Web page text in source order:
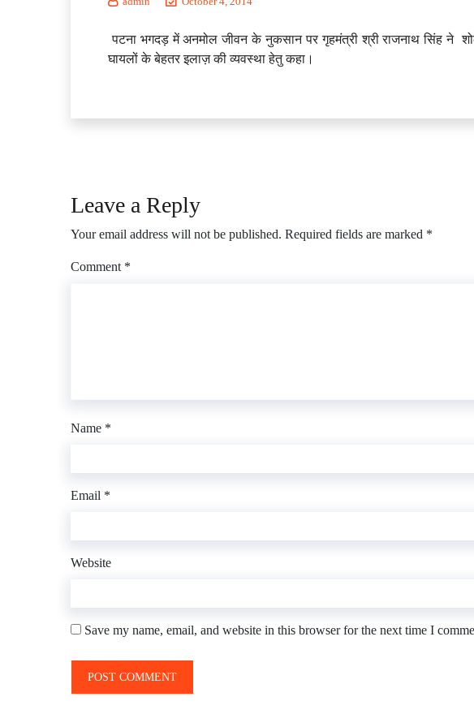
पटना भगदड़ में अनमोल जीवन के नुकसान पर गृहमंत्री श्री राजनाथ सिंह ने
घायलों के बेहतर इलाज़ की व्यवस्था हेतु कहा।
Leave a Reply
Your email address will not be published. Required fields are marked *
Comment *
Name *
Email *
Website
Save my name, email, and website in this browser for the next time I